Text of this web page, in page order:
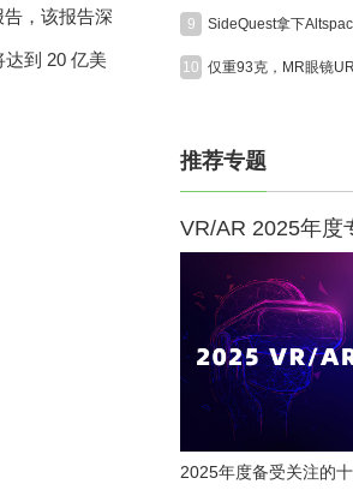
，该报告深
到 20 亿美
9
10
推荐专题
VR/AR 2025年度
2025年度备受关注的